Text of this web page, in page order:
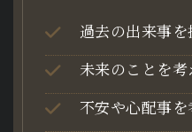
過去の出来事を
未来のことを考
不安や心配事を